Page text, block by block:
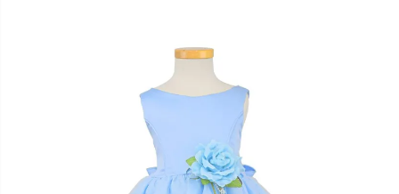
レディース
発表会・コンクール 結婚式
フラワーガール・リングボーイ・ゲ
実店舗 つくば店